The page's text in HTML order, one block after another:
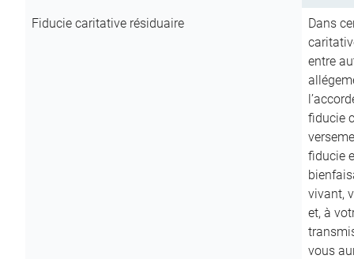
Fiducie caritative résiduaire
Dans
entre
fiducie
fiducie
vivant,
et, à
vous